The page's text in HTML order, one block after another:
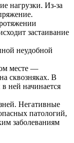
нагрузки. Из-за
застаивание
неудобной
месте —
сквозняках. В
в ней начинается
Негативные
патологий,
заболеваниям